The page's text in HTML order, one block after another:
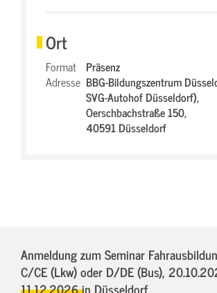
Ort
Format Präsenz
Adresse BBG-Bildungszentrum
SVG-Autohof Düsseldorf),
Oerschbachstraße 150,
40591 Düsseldorf
Anmeldung zum Seminar
C/CE (Lkw) oder D/DE (Bus),
11.12.2026in Düsseldorf